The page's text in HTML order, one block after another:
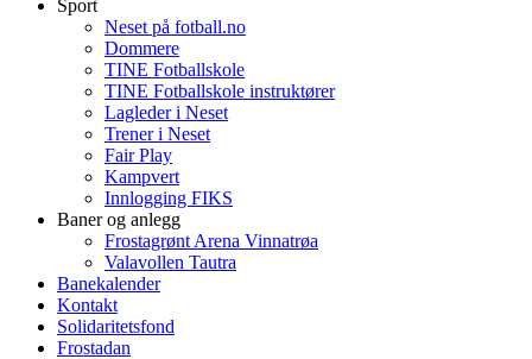
Sport
Neset på fotball.no
Dommere
TINE Fotballskole
TINE Fotballskole instruktører
Lagleder i Neset
Trener i Neset
Fair Play
Kampvert
Innlogging FIKS
Baner og anlegg
Frostagrønt Arena Vinnatrøa
Valavollen Tautra
Banekalender
Kontakt
Solidaritetsfond
Frostadan